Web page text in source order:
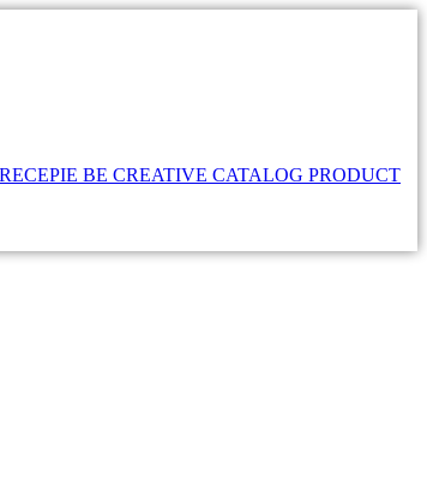
BE CREATIVE CATALOG PRODUCT